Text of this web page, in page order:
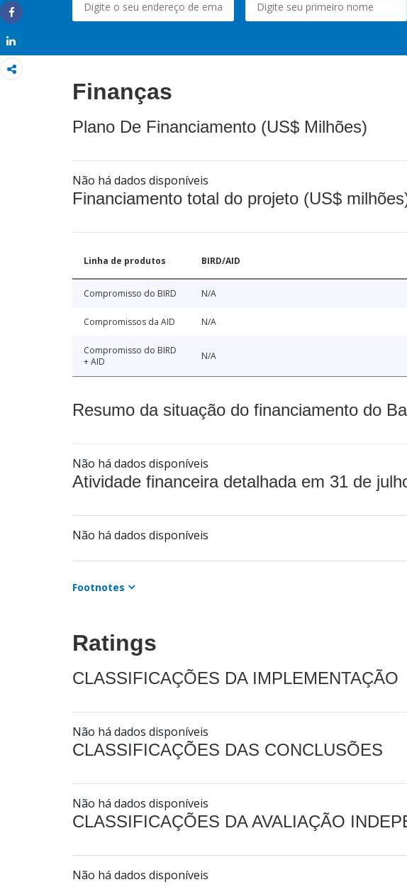
Share
Finanças
Plano De Financiamento (US$ Milhões)
Não há dados disponíveis
Financiamento total do projeto (US$
Linha de produtos BIRD/AID
Compromisso do BIRD N/A
Compromissos da AID N/A
Compromisso do BIRD
+ AID
N/A
Resumo da situação do financiamento do
Não há dados disponíveis
Atividade financeira detalhada em 31 de
Não há dados disponíveis
Footnotes
Ratings
CLASSIFICAÇÕES DA IMPLEMENTAÇÃO
Não há dados disponíveis
CLASSIFICAÇÕES DAS CONCLUSÕES
Não há dados disponíveis
CLASSIFICAÇÕES DA AVALIAÇÃO
Não há dados disponíveis